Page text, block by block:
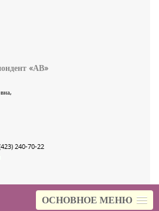
ОСНОВНОЕ МЕНЮ
«АВ»
240-70-22